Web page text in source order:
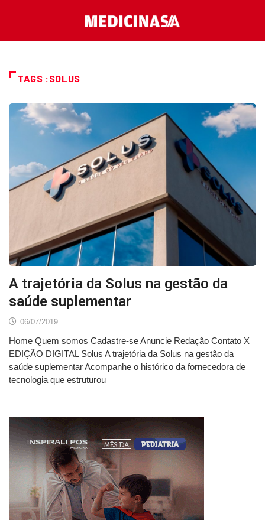
TAGS :SOLUS
A trajetória da Solus na gestão da
saúde suplementar
06/07/2019
Home Quem somos Cadastre-se Anuncie Redação Contato X
EDIÇÃO DIGITAL Solus A trajetória da Solus na gestão da
saúde suplementar Acompanhe o histórico da fornecedora de
tecnologia que estruturou